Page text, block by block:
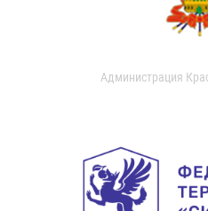
Администрация